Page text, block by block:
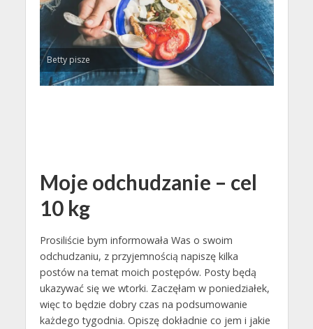
Betty pisze
Moje odchudzanie – cel
10 kg
Prosiliście bym informowała Was o swoim
odchudzaniu, z przyjemnością napiszę kilka
postów na temat moich postępów. Posty będą
ukazywać się we wtorki. Zaczęłam w poniedziałek,
więc to będzie dobry czas na podsumowanie
każdego tygodnia. Opiszę dokładnie co jem i jakie